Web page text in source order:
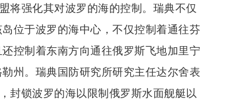
将强化其对波罗的海的控制。瑞典不仅
位于波罗的海中心，不仅控制着通往芬
控制着东南方向通往俄罗斯飞地加里宁
州。瑞典国防研究所研究主任达尔舍表
封锁波罗的海以限制俄罗斯水面舰艇以